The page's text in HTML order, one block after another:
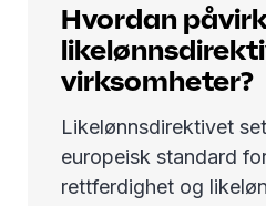
Hvordan
virksomheter?
Likelønnsdirektivet
europeisk standard
rettferdighet og